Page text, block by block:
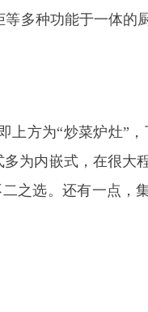
多种功能于一体的
上方为“炒菜炉灶”，
为内嵌式，在很大
之选。还有一点，